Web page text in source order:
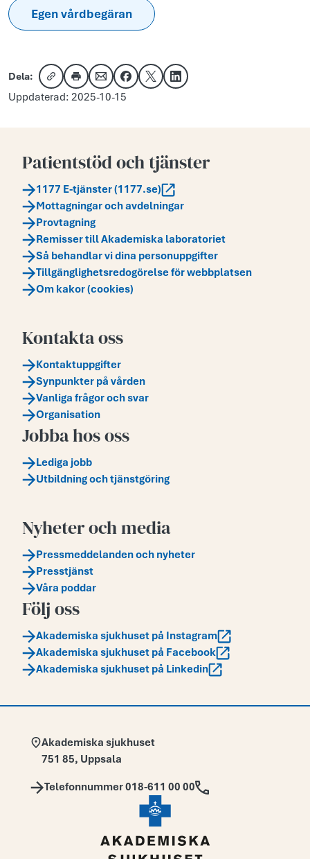
Egen vårdbegäran
Dela:
Kopiera länk
Skriv utDela via e-post
Dela på Facebook
Dela på XDela på LinkedIn
Uppdaterad: 2025-10-15
Patientstöd och tjänster
1177 E-tjänster (1177.se)
Mottagningar och avdelningar
Provtagning
Remisser till Akademiska laboratoriet
Så behandlar vi dina personuppgifter
Tillgänglighetsredogörelse för webbplatsen
Om kakor (cookies)
Kontakta oss
Kontaktuppgifter
Synpunkter på vården
Vanliga frågor och svar
Organisation
Jobba hos oss
Lediga jobb
Utbildning och tjänstgöring
Nyheter och media
Pressmeddelanden och nyheter
Presstjänst
Våra poddar
Följ oss
Akademiska sjukhuset på Instagram
Akademiska sjukhuset på Facebook
Akademiska sjukhuset på Linkedin
Adress:
Akademiska sjukhuset
751 85, Uppsala
Telefon:
Telefonnummer 018-611 00 00